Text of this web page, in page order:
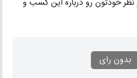
نظر خودتون رو درباره این کسب و
بدون رای